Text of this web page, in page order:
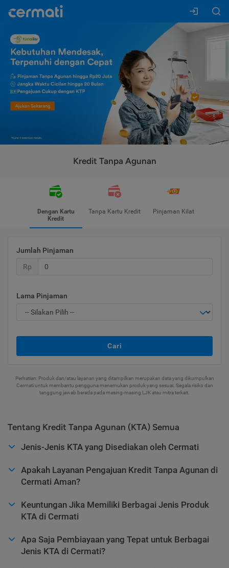
Kredit Tanpa Agunan
Dengan Kartu
Kredit
Tanpa Kartu Kredit Pinjaman Kilat
Jumlah Pinjaman
Rp
Lama Pinjaman
Cari
Perhatian: Produk dan/atau layanan yang ditampilkan merupakan data yang dikumpulkan
Cermati untuk membantu pengguna menemukan produk yang sesuai. Segala risiko dan
tanggung jawab berada pada masing-masing LJK atau mitra terkait.
Tentang Kredit Tanpa Agunan (KTA) Semua
Jenis-Jenis KTA yang Disediakan oleh Cermati
Apakah Layanan Pengajuan Kredit Tanpa Agunan di
Cermati Aman?
Keuntungan Jika Memiliki Berbagai Jenis Produk
KTA di Cermati
Apa Saja Pembiayaan yang Tepat untuk Berbagai
Jenis KTA di Cermati?